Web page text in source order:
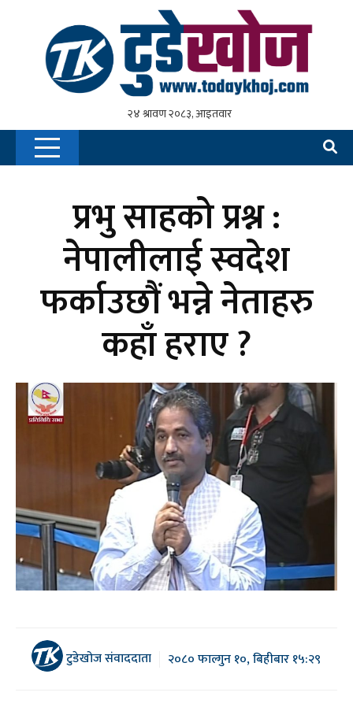
प्रभु साहको प्रश्न :
नेपालीलाई स्वदेश
फर्काउछौं भन्ने नेताहरु
कहाँ हराए ?
टुडेखोज संवाददाता २०८० फाल्गुन १०, बिहीबार १५:२९